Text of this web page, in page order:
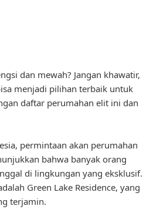
dan mewah? Jangan khawatir,
menjadi pilihan terbaik untuk
daftar perumahan elit ini dan
permintaan akan perumahan
bahwa banyak orang
di lingkungan yang eksklusif.
Green Lake Residence, yang
terjamin.